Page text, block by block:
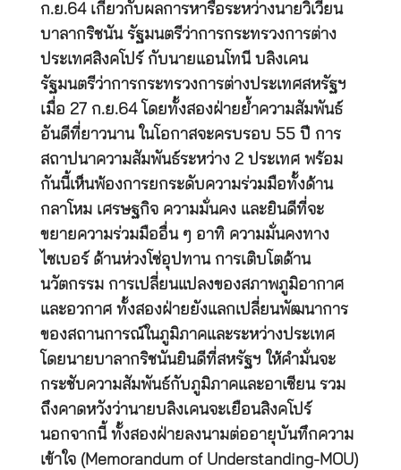
ก.ย.64 เกี่ยวกับผลการหารือระหว่างนายวิเวียน
บาลากริชนัน รัฐมนตรีว่าการกระทรวงการต่าง
ประเทศสิงคโปร์ กับนายแอนโทนี บลิงเคน
รัฐมนตรีว่าการกระทรวงการต่างประเทศสหรัฐฯ
เมื่อ 27 ก.ย.64 โดยทั้งสองฝ่ายย้ำความสัมพันธ์
อันดีที่ยาวนาน ในโอกาสจะครบรอบ 55 ปี การ
สถาปนาความสัมพันธ์ระหว่าง 2 ประเทศ พร้อม
กันนี้เห็นพ้องการยกระดับความร่วมมือทั้งด้าน
กลาโหม เศรษฐกิจ ความมั่นคง และยินดีที่จะ
ขยายความร่วมมืออื่น ๆ อาทิ ความมั่นคงทาง
ไซเบอร์ ด้านห่วงโซ่อุปทาน การเติบโตด้าน
นวัตกรรม การเปลี่ยนแปลงของสภาพภูมิอากาศ
และอวกาศ ทั้งสองฝ่ายยังแลกเปลี่ยนพัฒนาการ
ของสถานการณ์ในภูมิภาคและระหว่างประเทศ
โดยนายบาลากริชนันยินดีที่สหรัฐฯ ให้คำมั่นจะ
กระชับความสัมพันธ์กับภูมิภาคและอาเซียน รวม
ถึงคาดหวังว่านายบลิงเคนจะเยือนสิงคโปร์
นอกจากนี้ ทั้งสองฝ่ายลงนามต่ออายุบันทึกความ
เข้าใจ (Memorandum of Understanding-MOU)